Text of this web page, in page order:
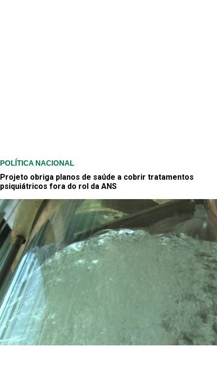
POLÍTICA NACIONAL
Projeto obriga planos de saúde a cobrir tratamentos
psiquiátricos fora do rol da ANS